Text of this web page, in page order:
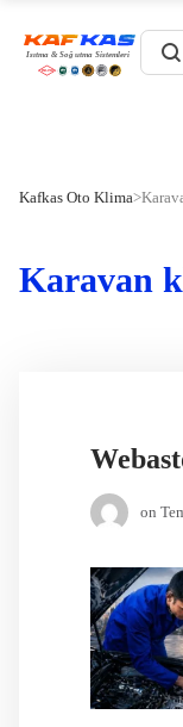
search
Kafkas Oto Klima>
Karavan
on